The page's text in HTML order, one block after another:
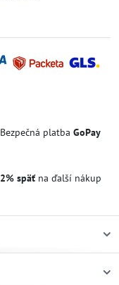
Bezpečná platba GoPay
2% späťna ďalší nákup